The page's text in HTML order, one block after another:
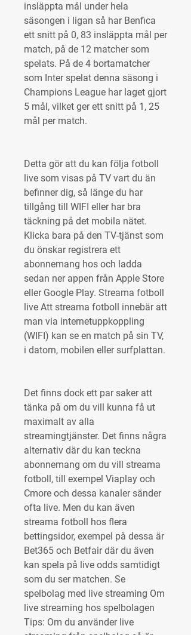
insläppta mål under hela
säsongen i ligan så har Benfica
ett snitt på 0, 83 insläppta mål per
match, på de 12 matcher som
spelats. På de 4 bortamatcher
som Inter spelat denna säsong i
Champions League har laget gjort
5 mål, vilket ger ett snitt på 1, 25
mål per match.
Detta gör att du kan följa fotboll
live som visas på TV vart du än
befinner dig, så länge du har
tillgång till WIFI eller har bra
täckning på det mobila nätet.
Klicka bara på den TV-tjänst som
du önskar registrera ett
abonnemang hos och ladda
sedan ner appen från Apple Store
eller Google Play. Streama fotboll
live Att streama fotboll innebär att
man via internetuppkoppling
(WIFI) kan se en match på sin TV,
i datorn, mobilen eller surfplattan.
Det finns dock ett par saker att
tänka på om du vill kunna få ut
maximalt av alla
streamingtjänster. Det finns några
alternativ där du kan teckna
abonnemang om du vill streama
fotboll, till exempel Viaplay och
Cmore och dessa kanaler sänder
ofta live. Men du kan även
streama fotboll hos flera
bettingsidor, exempel på dessa är
Bet365 och Betfair där du även
kan spela på live odds samtidigt
som du ser matchen. Se
spelbolag med live streaming Om
live streaming hos spelbolagen
Tips: Om du använder live